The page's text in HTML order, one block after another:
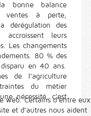
bonne balance
ventes à perte,
dérégulation des
accroissent leurs
Les changements
80 % des
en 40 ans.
de l’agriculture
du métier
nécessité, c’est
web. Certains d’entre eux
et d’autres nous aident